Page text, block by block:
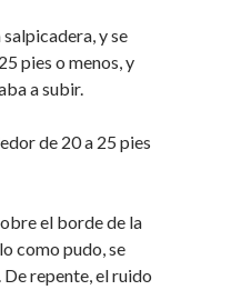
y se
pies o menos, y
a subir.
de 20 a 25 pies
el borde de la
como pudo, se
repente, el ruido